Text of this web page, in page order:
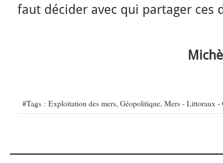
faut décider avec qui partager ces
#Tags : Exploitation des mers, Géopolitique, Mers - Littoraux -